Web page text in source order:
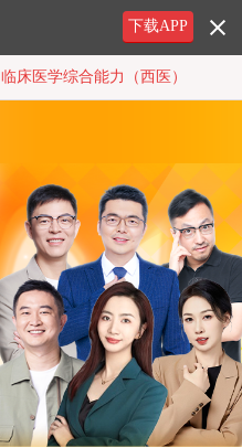
临床医学综合能力（西医）
下载APP